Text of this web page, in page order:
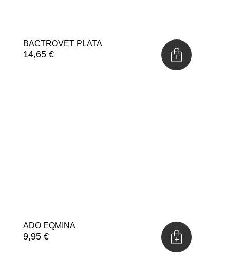
BACTROVET PLATA
14,65 €
ADO EQMINA
9,95 €